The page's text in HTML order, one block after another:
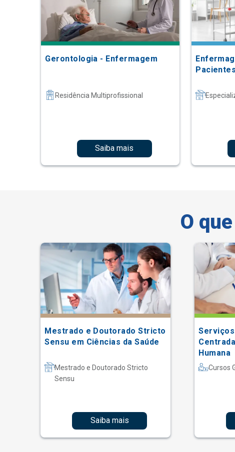
Gerontologia - Enfermagem
Residência Multiprofissional
Saiba mais
Pacientes
O
Mestrado e Doutorado Stricto
Sensu em Ciências da Saúde
Mestrado e Doutorado Stricto
Sensu
Saiba mais
Serviços
Humana
Cursos